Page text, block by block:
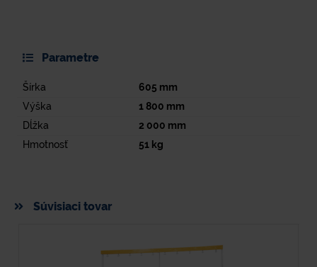
Parametre
Šírka 605 mm
Výška
1 800 mm
Dĺžka
2 000 mm
Hmotnosť
51kg
Súvisiaci tovar